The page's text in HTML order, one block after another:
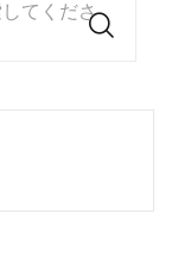
てくださ